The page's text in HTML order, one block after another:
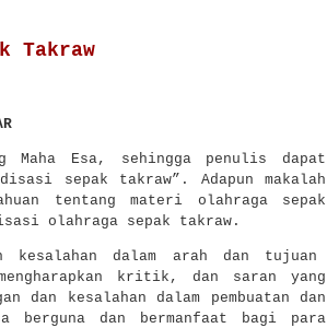
Takraw
Maha Esa, sehingga penulis dapat
sepak takraw”. Adapun makalah
tentang materi olahraga sepak
olahraga sepak takraw.
kesalahan dalam arah dan tujuan
kritik, dan saran yang
dan kesalahan dalam pembuatan dan
berguna dan bermanfaat bagi para